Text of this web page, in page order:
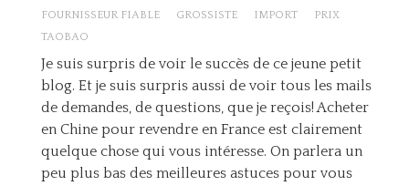
FOURNISSEUR FIABLE
GROSSISTE IMPORT
PRIX
TAOBAO
Je suis surpris de voir le succès de ce jeune petit
blog. Et je suis surpris aussi de voir tous les mails
de demandes, de questions, que je reçois! Acheter
en Chine pour revendre en France est clairement
quelque chose qui vous intéresse. On parlera un
peu plus bas des meilleures astuces pour vous